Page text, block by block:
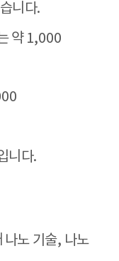
니다.
약 1,000
니다.
나노 기술, 나노